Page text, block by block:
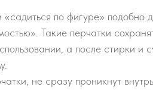
«садиться по фигуре» подобно
Такие перчатки
а после стирки и
не сразу проникнут